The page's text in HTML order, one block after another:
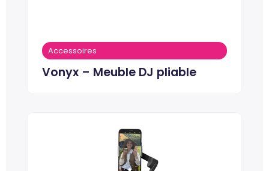
Accessoires
Vonyx – Meuble DJ pliable